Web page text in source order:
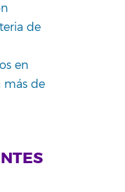
de
en
más de